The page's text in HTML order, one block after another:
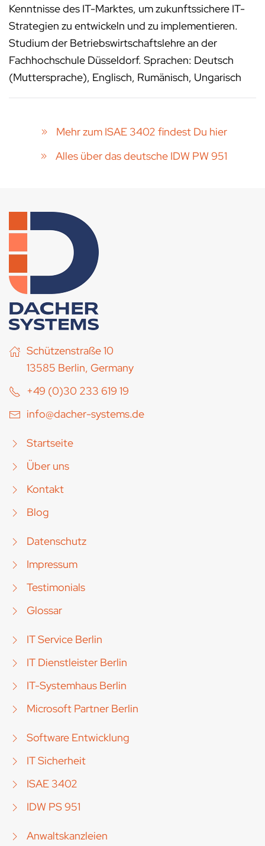
Kenntnisse des IT-Marktes, um zukunftssichere IT-
Strategien zu entwickeln und zu implementieren.
Studium der Betriebswirtschaftslehre an der
Fachhochschule Düsseldorf. Sprachen: Deutsch
(Muttersprache), Englisch, Rumänisch, Ungarisch
Mehr zum ISAE 3402 findest Du hier
Alles über das deutsche IDW PW 951
Schützenstraße 10
13585 Berlin, Germany
+49 (0)30 233 619 19
info@dacher-systems.de
Startseite
Über uns
Kontakt
Blog
Datenschutz
Impressum
Testimonials
Glossar
IT Service Berlin
IT Dienstleister Berlin
IT-Systemhaus Berlin
Microsoft Partner Berlin
Software Entwicklung
IT Sicherheit
ISAE 3402
IDW PS 951
Anwaltskanzleien